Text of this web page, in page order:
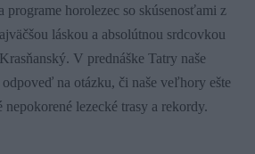
programe horolezec so skúsenosťami z
láskou a absolútnou srdcovkou
V prednáške Tatry naše
na otázku, či naše veľhory ešte
lezecké trasy a rekordy.